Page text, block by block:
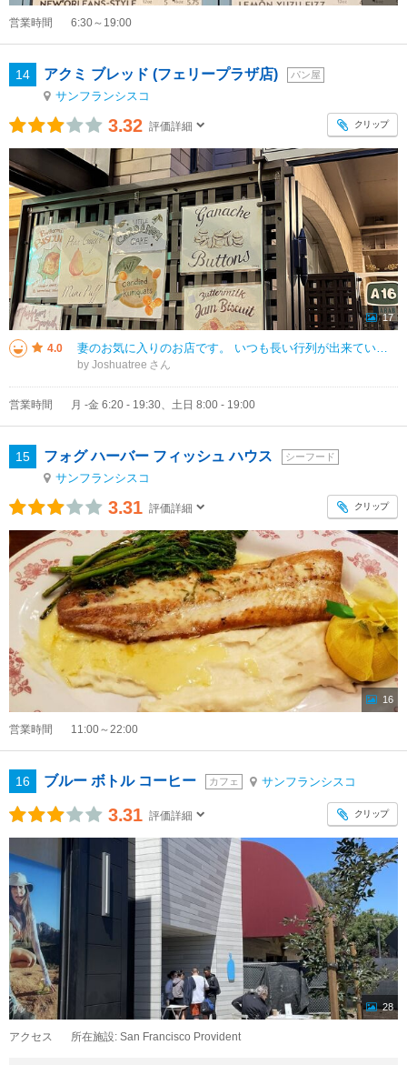
営業時間 6:30～19:00
14 アクミ ブレッド (フェリープラザ店) パン屋
サンフランシスコ
3.32 評価詳細 クリップ
17
4.0 妻のお気に入りのお店です。 いつも長い行列が出来ていてパンを買うまで長時間待たされる羽目になりますが、今回は閉店時間間際だったからか数名のみの列でした。 商品の値段の幅はかなり広く、以前値段を見ずに買ったと
by Joshuatree
営業時間 月 -金 6:20 - 19:30、土日 8:00 - 19:00
15 フォグ ハーバー フィッシュ ハウス シーフード
サンフランシスコ
3.31 評価詳細 クリップ
16
営業時間 11:00～22:00
16 ブルー ボトル コーヒー カフェ サンフランシスコ
3.31 評価詳細 クリップ
28
アクセス 所在施設: San Francisco Provident